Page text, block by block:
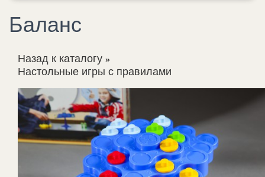
Баланс
Назад к каталогу
Настольные игры с правилами